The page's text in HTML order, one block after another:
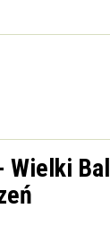
Wielki Bal